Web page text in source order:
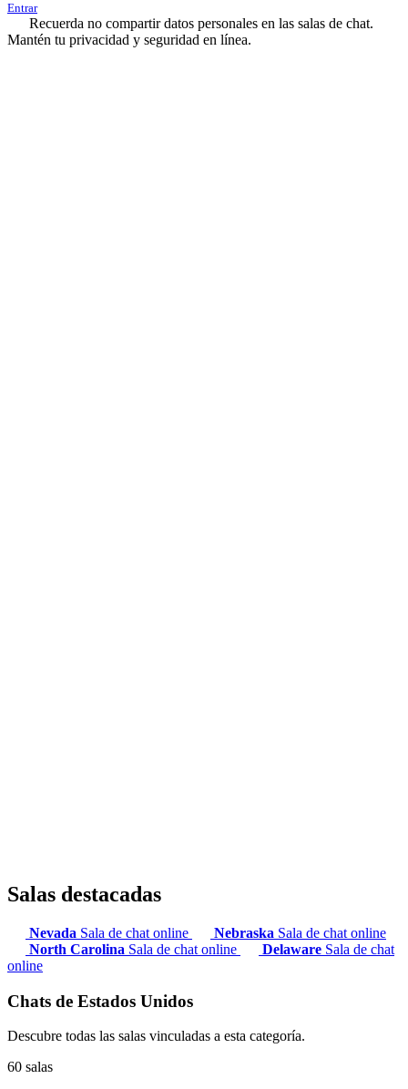
Entrar
Recuerda no compartir datos personales en las salas de chat.
Mantén tu privacidad y seguridad en línea.
Salas destacadas
Nevada Sala de chat online Nebraska Sala de chat online
North Carolina Sala de chat online Delaware Sala de chat
online
Chats de Estados Unidos
Descubre todas las salas vinculadas a esta categoría.
60 salas